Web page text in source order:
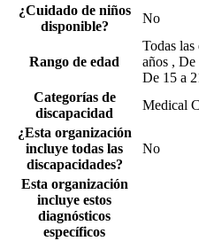
¿Cuidado de niños
disponible?
No
Rango de edad
Todas las
años ,
De 15 a
Categorías de
discapacidad
Medical
¿Esta organización
incluye todas las
discapacidades?
No
Esta organización
incluye estos
diagnósticos
específicos